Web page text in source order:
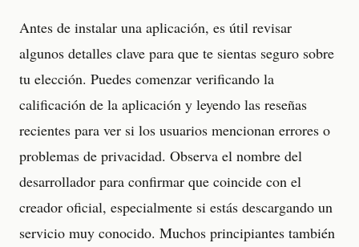
Antes de instalar una aplicación, es útil revisar
algunos detalles clave para que te sientas seguro sobre
tu elección. Puedes comenzar verificando la
calificación de la aplicación y leyendo las reseñas
recientes para ver si los usuarios mencionan errores o
problemas de privacidad. Observa el nombre del
desarrollador para confirmar que coincide con el
creador oficial, especialmente si estás descargando un
servicio muy conocido. Muchos principiantes también